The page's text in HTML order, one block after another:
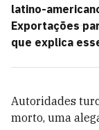
latino-
Exportações
que explica
Autoridades
morto, uma